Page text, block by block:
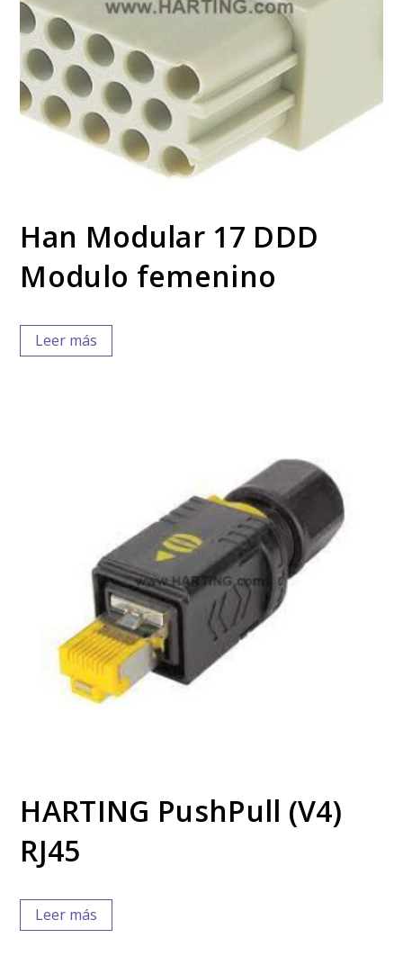
Han Modular 17 DDD
Modulo femenino
Leer más
HARTING PushPull (V4)
RJ45
Leer más